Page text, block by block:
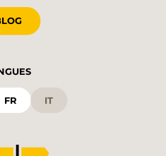
FR IT